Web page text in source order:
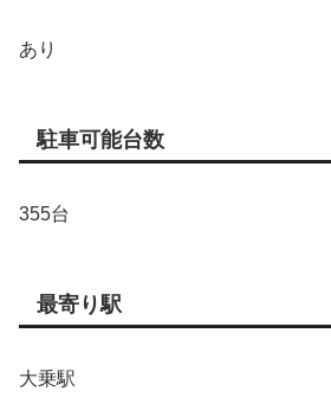
あり
駐車可能台数
355台
最寄り駅
大乗駅